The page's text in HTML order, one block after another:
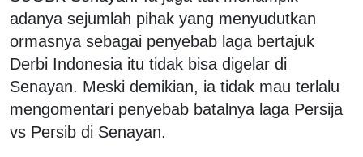
adanya sejumlah pihak yang menyudutkan
ormasnya sebagai penyebab laga bertajuk
Derbi Indonesia itu tidak bisa digelar di
Senayan. Meski demikian, ia tidak mau terlalu
mengomentari penyebab batalnya laga Persija
vs Persib di Senayan.